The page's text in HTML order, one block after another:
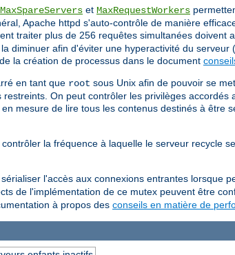
MaxSpareServers et MaxRequestWorkers
Apache httpd s'auto-contrôle de manière
traiter plus de 256 requêtes simultanées doivent
diminuer afin d'éviter une hyperactivité du
la création de processus dans le document
en tant que root sous Unix afin de pouvoir se
On peut contrôler les privilèges
en mesure de lire tous les contenus destinés à être
la fréquence à laquelle le serveur recycle
l'accès aux connexions entrantes lorsque
de l'implémentation de ce mutex peuvent être
à propos des conseils en matière de